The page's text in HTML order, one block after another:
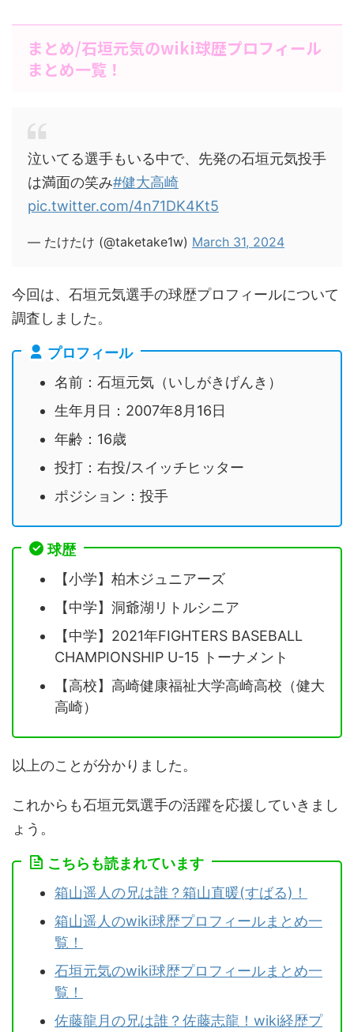
まとめ/石垣元気のwiki球歴プロフィール
まとめ一覧！
泣いてる選手もいる中で、先発の石垣元気投手
は満面の笑み#健大高崎
pic.twitter.com/4n71DK4Kt5
— たけたけ (@taketake1w) March 31, 2024
今回は、石垣元気選手の球歴プロフィールについて
調査しました。
プロフィール
名前：石垣元気（いしがきげんき）
生年月日：2007年8月16日
年齢：16歳
投打：右投/スイッチヒッター
ポジション：投手
球歴
【小学】柏木ジュニアーズ
【中学】洞爺湖リトルシニア
【中学】2021年FIGHTERS BASEBALL
CHAMPIONSHIP U-15 トーナメント
【高校】高崎健康福祉大学高崎高校（健大
高崎）
以上のことが分かりました。
これからも石垣元気選手の活躍を応援していきまし
ょう。
こちらも読まれています
箱山遥人の兄は誰？箱山直暖(すばる)！
箱山遥人のwiki球歴プロフィールまとめ一
覧！
石垣元気のwiki球歴プロフィールまとめ一
覧！
佐藤龍月の兄は誰？佐藤志龍！wiki経歴プ